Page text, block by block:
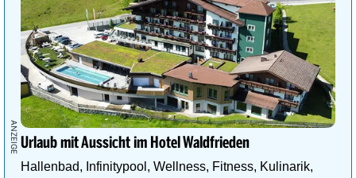
Urlaub mit Aussicht im Hotel Waldfrieden
Hallenbad, Infinitypool, Wellness, Fitness, Kulinarik,